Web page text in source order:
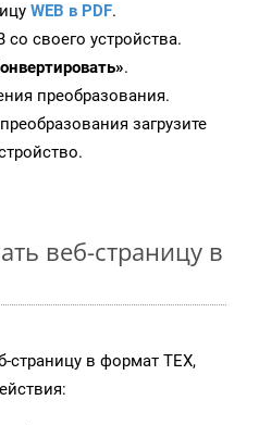
WEB в PDF.
со своего устройства.
.
преобразования.
загрузите
веб-страницу в
страницу в формат TEX,